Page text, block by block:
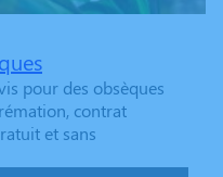
pour des obsèques
contrat
et sans